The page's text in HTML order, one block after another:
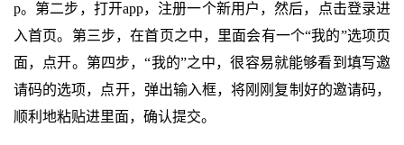
p。第二步，打开app，注册一个新用户，然后，点击登录进
入首页。第三步，在首页之中，里面会有一个“我的”选项页
面，点开。第四步，“我的”之中，很容易就能够看到填写邀
请码的选项，点开，弹出输入框，将刚刚复制好的邀请码，
顺利地粘贴进里面，确认提交。